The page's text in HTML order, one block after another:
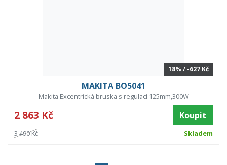
18% / -627 Kč
MAKITA BO5041
Makita Excentrická bruska s regulací 125mm,300W
2 863 Kč Koupit
3 490 Kč Skladem